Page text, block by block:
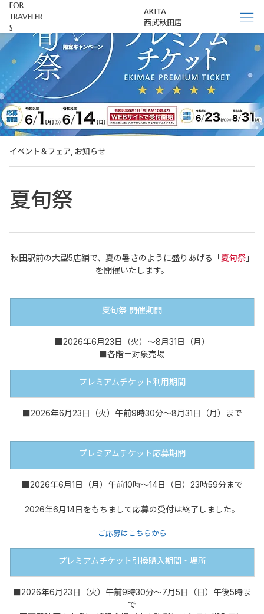
FOR
TRAVELER
S
AKITA
西武秋田店
イベント＆フェア, お知らせ
夏旬祭
秋田駅前の大型5店舗で、夏の暑さのように盛りあげる「夏旬祭」
を開催いたします。
夏旬祭 開催期間
■2026年6月23日（火）～8月31日（月）
■各階＝対象売場
プレミアムチケット利用期間
■2026年6月23日（火）午前9時30分～8月31日（月）まで
プレミアムチケット応募期間
■2026年6月1日（月）午前10時～14日（日）23時59分まで
2026年6月14日をもちまして応募の受付は終了しました。
ご応募はこちらから
プレミアムチケット引換購入期間・場所
■2026年6月23日（火）午前9時30分～7月5日（日）午後5時ま
で